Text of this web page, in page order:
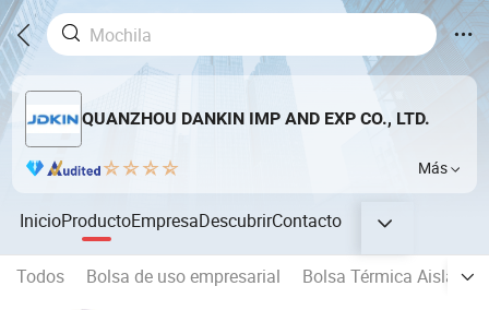
QUANZHOU DANKIN IMP AND EXP CO., LTD.
Más
InicioProductoEmpresaDescubrirContacto
Todos Bolsa de uso empresarial
Bolsa Térmica Aislante